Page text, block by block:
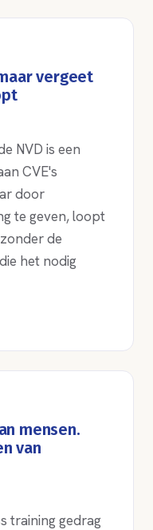
vergeet
NVD is een
CVE's
door
te geven, loopt
de
het nodig
mensen.
van
training gedrag